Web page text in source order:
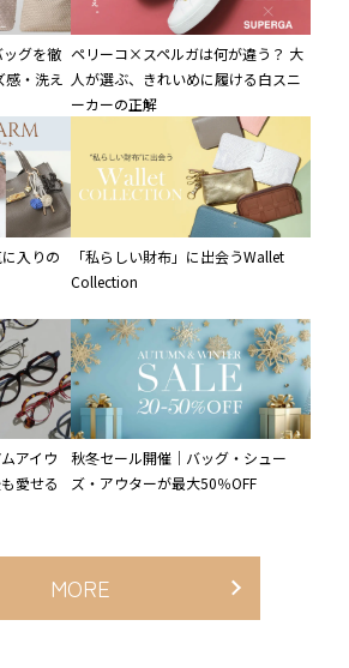
ッグを徹
・洗え
ペリーコ×スペルガは何が違う？ 大
人が選ぶ、きれいめに履ける白スニ
ーカーの正解
入りの
「私らしい財布」に出会うWallet
Collection
アイウ
愛せる
秋冬セール開催｜バッグ・シュー
ズ・アウターが最大50％OFF
MORE